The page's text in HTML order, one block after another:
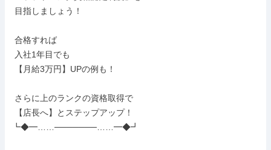
┗◆━……───────……━◆┛